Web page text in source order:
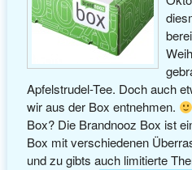
Apfelstrudel-Tee. Doch auch
wir aus der Box entnehmen.
Box? Die Brandnooz Box ist
Box mit verschiedenen
und zu gibts auch limitierte